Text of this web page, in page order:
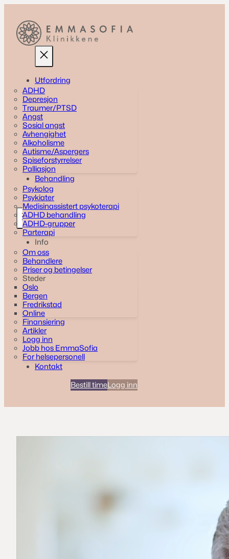
innhold
Utfordring
ADHD
Depresjon
Traumer/PTSD
Angst
Sosial angst
Avhengighet
Alkoholisme
Autisme/Aspergers
Spiseforstyrrelser
Palliasjon
Behandling
Psykolog
Psykiater
Medisinassistert psykoterapi
ADHD behandling
ADHD-grupper
Parterapi
Info
Om oss
Behandlere
Priser og betingelser
Steder
Oslo
Bergen
Fredrikstad
Online
Finansiering
Artikler
Logg inn
Jobb hos EmmaSofia
For helsepersonell
Kontakt
Bestill timeLogg inn